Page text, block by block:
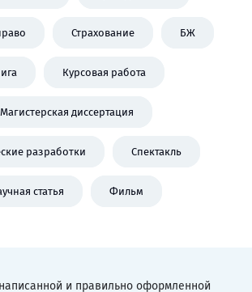
Страхование БЖ
Курсовая работа
Магистерская диссертация
разработки Спектакль
статья Фильм
и правильно оформленной